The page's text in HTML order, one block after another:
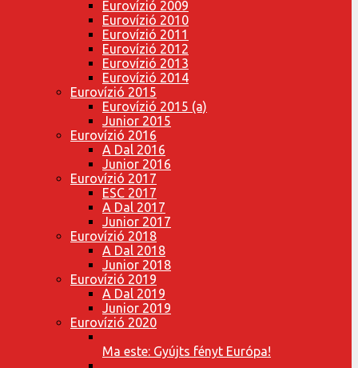
Eurovízió 2009
Eurovízió 2010
Eurovízió 2011
Eurovízió 2012
Eurovízió 2013
Eurovízió 2014
Eurovízió 2015
Eurovízió 2015 (a)
Junior 2015
Eurovízió 2016
A Dal 2016
Junior 2016
Eurovízió 2017
ESC 2017
A Dal 2017
Junior 2017
Eurovízió 2018
A Dal 2018
Junior 2018
Eurovízió 2019
A Dal 2019
Junior 2019
Eurovízió 2020
Ma este: Gyújts fényt Európa!